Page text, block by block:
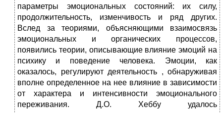
параметры эмоциональных состояний: их силу,
продолжительность, изменчивость и ряд других.
Вслед за теориями, объясняющими взаимосвязь
эмоциональных и органических процессов,
появились теории, описывающие влияние эмоций на
психику и поведение человека. Эмоции, как
оказалось, регулируют деятельность , обнаруживая
вполне определенное на нее влияние в зависимости
от характера и интенсивности эмоционального
переживания. Д.О. Хеббу удалось